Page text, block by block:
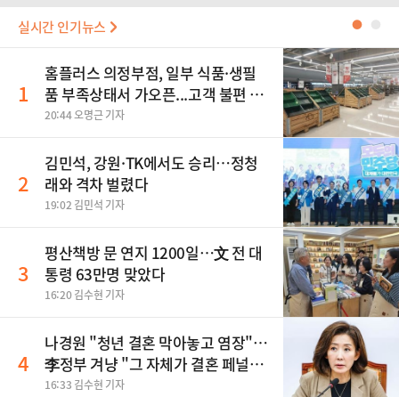
실시간 인기뉴스 ●
1
홈플러스 의정부점, 일부 식품·생필
품 부족상태서 가오픈...고객 불편 가
중
20:44 오명근 기자
2
김민석, 강원·TK에서도 승리…정청
래와 격차 벌렸다
19:02 김민석 기자
3
평산책방 문 연지 1200일…文 전 대
통령 63만명 맞았다
16:20 김수현 기자
4
나경원 "청년 결혼 막아놓고 염장"…
李정부 겨냥 "그 자체가 결혼 페널
티"
16:33 김수현 기자